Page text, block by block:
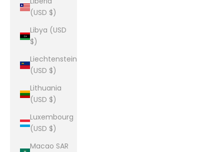
(USD $)
Libya (USD
$)
Liechtenstein
(USD $)
Lithuania
(USD $)
Luxembourg
(USD $)
Macao SAR